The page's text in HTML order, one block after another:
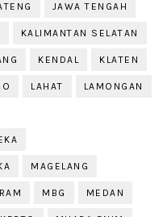
JAWA TENGAH
KALIMANTAN SELATAN
KENDAL KLATEN
LAHAT LAMONGAN
MAGELANG
MBG MEDAN